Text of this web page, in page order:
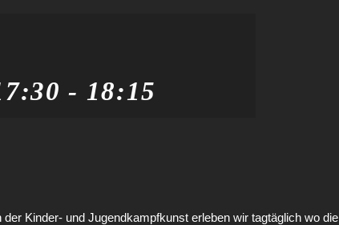
- 18:15
Kinder- und Jugendkampfkunst erleben wir tagtäglich wo die